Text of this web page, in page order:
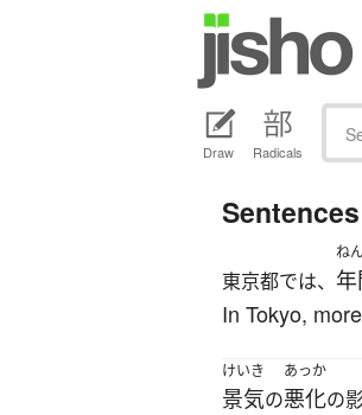
Draw Radicals
Sentences
東京都では、
ね
年
In Tokyo,
けいき
景気の
あっか
悪化の